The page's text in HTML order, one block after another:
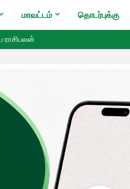
மாவட்டம் தொடர்புக்கு